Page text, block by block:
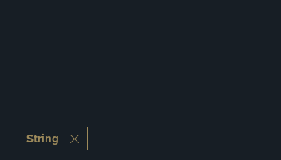
String